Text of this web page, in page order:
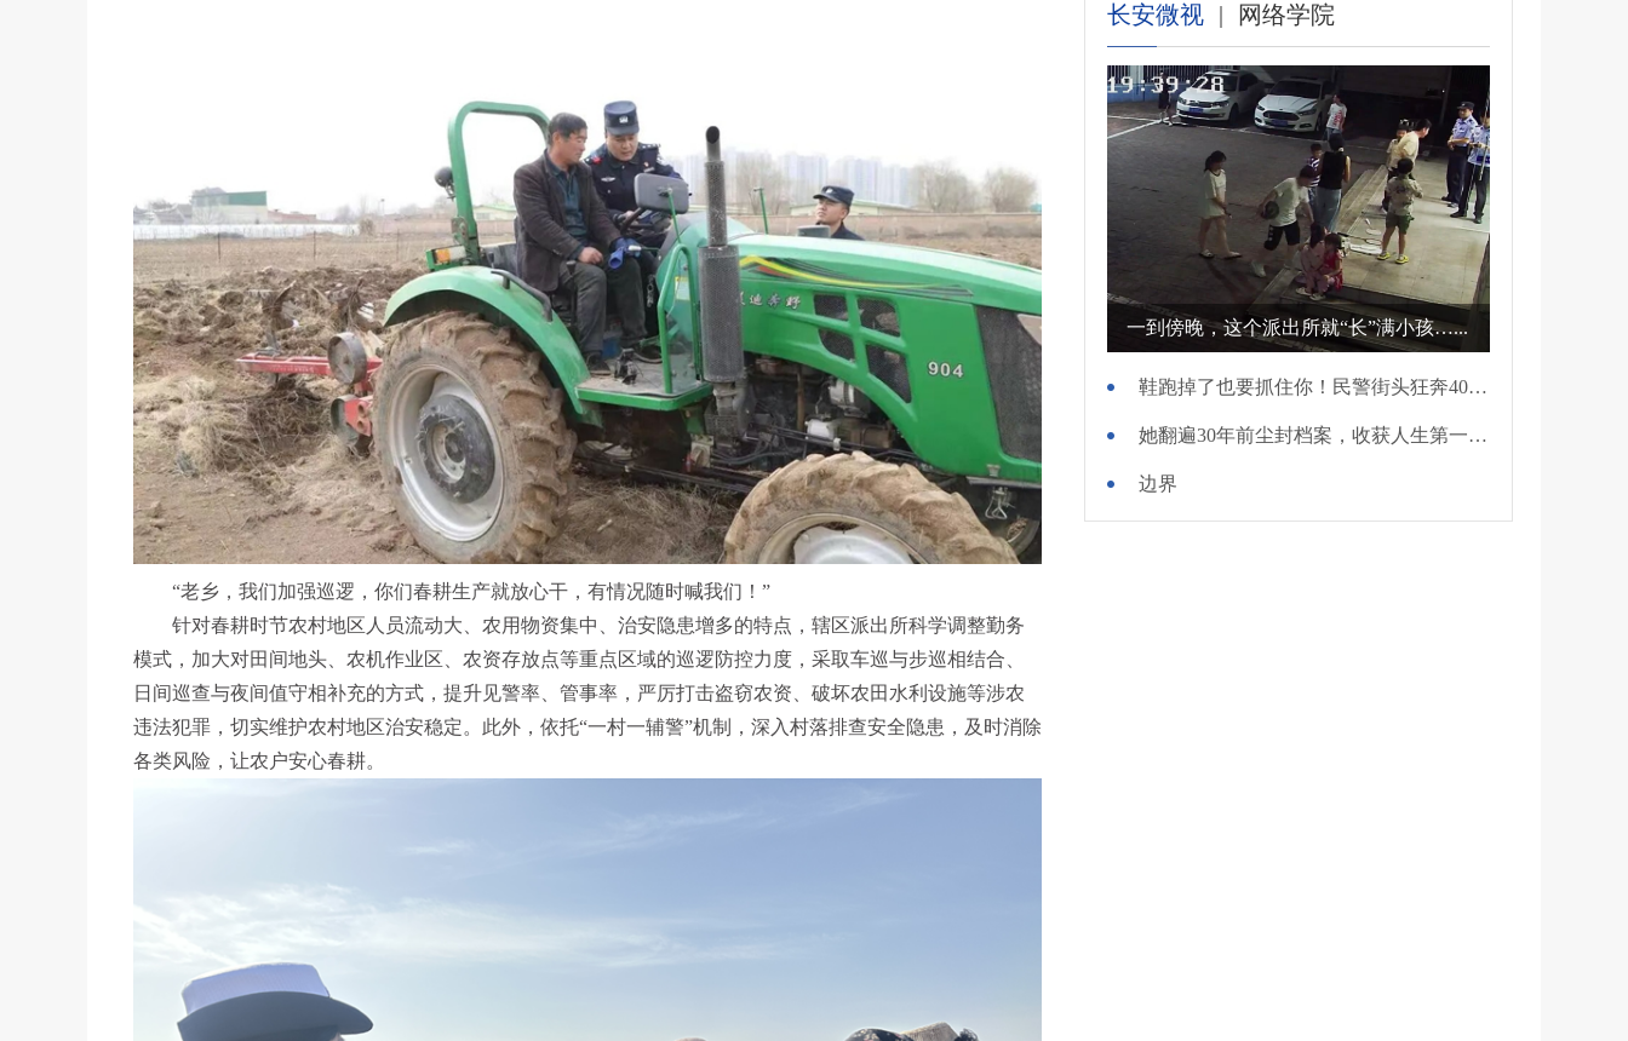
“老乡，我们加强巡逻，你们春耕生产就放心干，有情况随时喊我们！”
针对春耕时节农村地区人员流动大、农用物资集中、治安隐患增多的特点，辖区派出所科学调整勤务
模式，加大对田间地头、农机作业区、农资存放点等重点区域的巡逻防控力度，采取车巡与步巡相结合、
日间巡查与夜间值守相补充的方式，提升见警率、管事率，严厉打击盗窃农资、破坏农田水利设施等涉农
违法犯罪，切实维护农村地区治安稳定。此外，依托“一村一辅警”机制，深入村落排查安全隐患，及时消除
各类风险，让农户安心春耕。
长安微视 | 网络学院
一到傍晚，这个派出所就“长”满小孩…...
鞋跑掉了也要抓住你！民警街头狂奔400米擒贼
她翻遍30年前尘封档案，收获人生第一面锦旗
边界